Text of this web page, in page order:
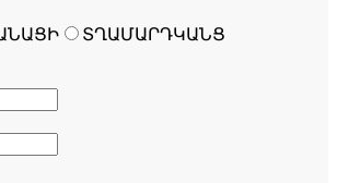
ՏՂԱՄԱՐԴԿԱՆՑ